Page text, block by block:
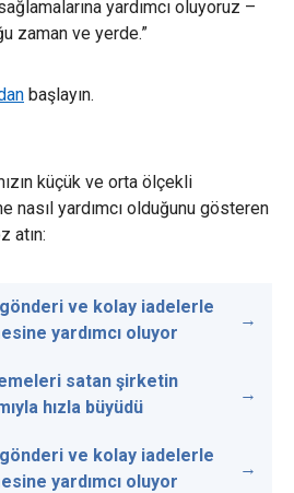
yardımcı oluyoruz –
zaman ve yerde.”
başlayın.
küçük ve orta ölçekli
nasıl yardımcı olduğunu gösteren
atın:
ve kolay iadelerle
yardımcı oluyor
satan şirketin
hızla büyüdü
ve kolay iadelerle
yardımcı oluyor